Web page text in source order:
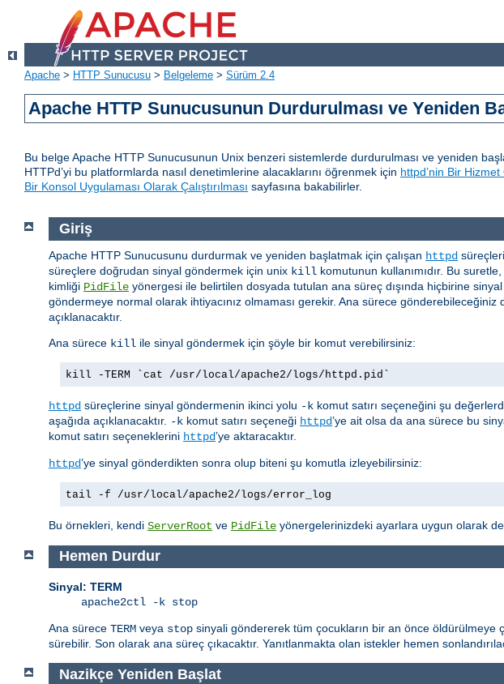
Apache > HTTP Sunucusu > Belgeleme > Sürüm 2.4
Apache HTTP Sunucusunun Durdurulması ve Yeniden
Bu belge Apache HTTP Sunucusunun Unix benzeri sistemlerde durdurulması ve yeniden
HTTPd’yi bu platformlarda nasıl denetimlerine alacaklarını öğrenmek için httpd’nin Bir Hizmet
Bir Konsol Uygulaması Olarak Çalıştırılması sayfasına bakabilirler.
Giriş
Apache HTTP Sunucusunu durdurmak ve yeniden başlatmak için çalışan httpd
süreçlere doğrudan sinyal göndermek için unix kill komutunun kullanımıdır. Bu
kimliği PidFile yönergesi ile belirtilen dosyada tutulan ana süreç dışında hiçbirine
göndermeye normal olarak ihtiyacınız olmaması gerekir. Ana sürece gönderebileceğiniz
açıklanacaktır.
Ana sürece kill ile sinyal göndermek için şöyle bir komut verebilirsiniz:
kill -TERM `cat /usr/local/apache2/logs/httpd.pid`
httpd süreçlerine sinyal göndermenin ikinci yolu -k komut satırı seçeneğini şu
aşağıda açıklanacaktır. -k komut satırı seçeneği httpd’ye ait olsa da ana sürece bu
komut satırı seçeneklerini httpd’ye aktaracaktır.
httpd’ye sinyal gönderdikten sonra olup biteni şu komutla izleyebilirsiniz:
tail -f /usr/local/apache2/logs/error_log
Bu örnekleri, kendi ServerRoot ve PidFile yönergelerinizdeki ayarlara uygun olarak
Hemen Durdur
Sinyal: TERM
apache2ctl -k stop
Ana sürece TERM veya stop sinyali göndererek tüm çocukların bir an önce öldürülmeye
sürebilir. Son olarak ana süreç çıkacaktır. Yanıtlanmakta olan istekler hemen
Nazikçe Yeniden Başlat